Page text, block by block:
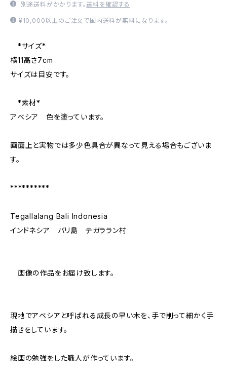
別途送料がかかります。送料を確認する
¥10,000以上のご注文で国内送料が無料になります。
*サイズ*
横11高さ7cm
サイズは目安です。
*素材*
アベシア 色を塗っています。
画面上と実物では多少色具合が異なって見える場合もございま
す。
**********
Tegallalang Bali Indonesia
インドネシア バリ島 テガララン村
画像の作品をお届け致します。
現地でアベシアと呼ばれる成長の早い木を、手で削って細かく手
描きをしています。
絵画の勉強をした職人が作っています。